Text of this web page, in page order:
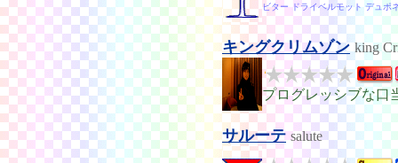
ビター ドライベルモット デュポ
キングクリムゾン king
プログレッシブな口
サルーテ salute